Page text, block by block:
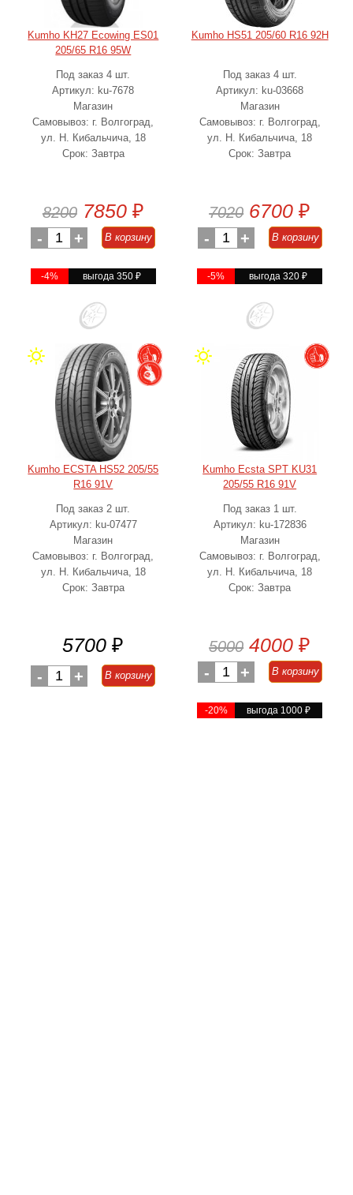
Kumho KH27 Ecowing ES01
205/65 R16 95W
Под заказ 4 шт.
Артикул: ku-7678
Магазин
Самовывоз: г. Волгоград,
ул. Н. Кибальчича, 18
Срок: Завтра
8200 7850 ₽
- 1 + В корзину
-4% выгода 350₽
Kumho HS51 205/60 R16 92H
Под заказ 4 шт.
Артикул: ku-03668
Магазин
Самовывоз: г. Волгоград,
ул. Н. Кибальчича, 18
Срок: Завтра
7020 6700 ₽
- 1 + В корзину
-5% выгода 320₽
Kumho ECSTA HS52 205/55
R16 91V
Под заказ 2 шт.
Артикул: ku-07477
Магазин
Самовывоз: г. Волгоград,
ул. Н. Кибальчича, 18
Срок: Завтра
5700 ₽
- 1 + В корзину
Kumho Ecsta SPT KU31
205/55 R16 91V
Под заказ 1 шт.
Артикул: ku-172836
Магазин
Самовывоз: г. Волгоград,
ул. Н. Кибальчича, 18
Срок: Завтра
5000 4000 ₽
- 1 + В корзину
-20% выгода 1000 ₽